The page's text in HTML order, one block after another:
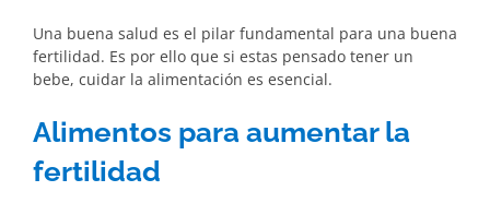
Una buena salud es el pilar fundamental para una buena
fertilidad. Es por ello que si estas pensado tener un
bebe, cuidar la alimentación es esencial.
Alimentos para aumentar la
fertilidad